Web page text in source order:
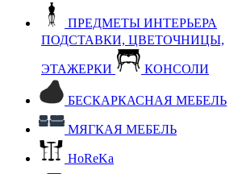
ПРЕДМЕТЫ ИНТЕРЬЕРА
ПОДСТАВКИ, ЦВЕТОЧНИЦЫ,
ЭТАЖЕРКИ КОНСОЛИ
БЕСКАРКАСНАЯ МЕБЕЛЬ
МЯГКАЯ МЕБЕЛЬ
HoReKa